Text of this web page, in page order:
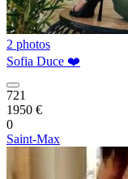
2 photos
Sofia Duce ❤️
721
1950 €
0
Saint-Max